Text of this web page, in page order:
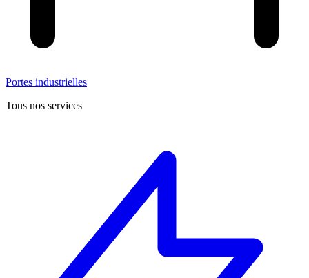
Portes industrielles
Tous nos services